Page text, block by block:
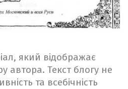
який відображає
автора. Текст блогу не
та всебічність